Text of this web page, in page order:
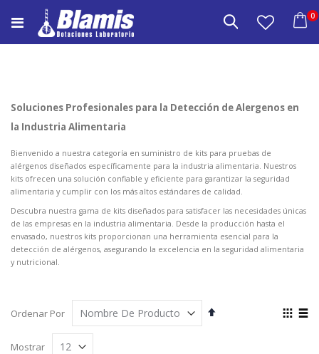
Saltar
a
Contenido
Carrito
0
Buscar
Soluciones Profesionales para la Detección de Alergenos en
la Industria Alimentaria
Bienvenido a nuestra categoría en suministro de kits para pruebas de
alérgenos diseñados específicamente para la industria alimentaria. Nuestros
kits ofrecen una solución confiable y eficiente para garantizar la seguridad
alimentaria y cumplir con los más altos estándares de calidad.
Descubra nuestra gama de kits diseñados para satisfacer las necesidades únicas
de las empresas en la industria alimentaria. Desde la producción hasta el
envasado, nuestros kits proporcionan una herramienta esencial para la
detección de alérgenos, asegurando la excelencia en la seguridad alimentaria
y nutricional.
Ordenar Por
Fijar
Ver
Mostrar